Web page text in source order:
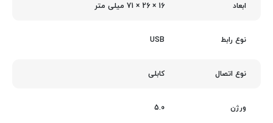
ابعاد 16 × 26 × 71 میلی متر
نوع رابط USB
نوع اتصال کابلی
ورژن 5.0